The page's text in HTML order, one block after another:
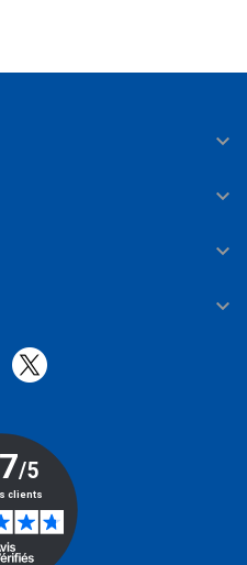



